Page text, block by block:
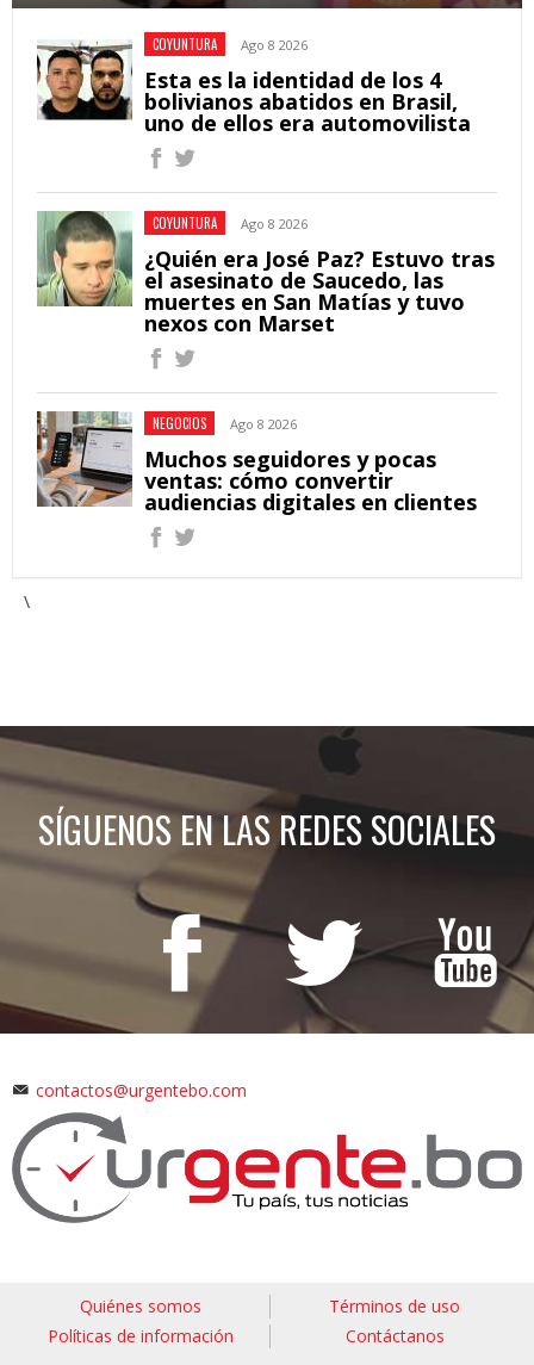
COYUNTURA Ago 8 2026
Esta es la identidad de los 4
bolivianos abatidos en Brasil,
uno de ellos era automovilista
COYUNTURA Ago 8 2026
¿Quién era José Paz? Estuvo tras
el asesinato de Saucedo, las
muertes en San Matías y tuvo
nexos con Marset
NEGOCIOS Ago 8 2026
Muchos seguidores y pocas
ventas: cómo convertir
audiencias digitales en clientes
\
SÍGUENOS EN LAS REDES SOCIALES
contactos@urgentebo.com
Quiénes somos
Términos de uso
Políticas de información
Contáctanos